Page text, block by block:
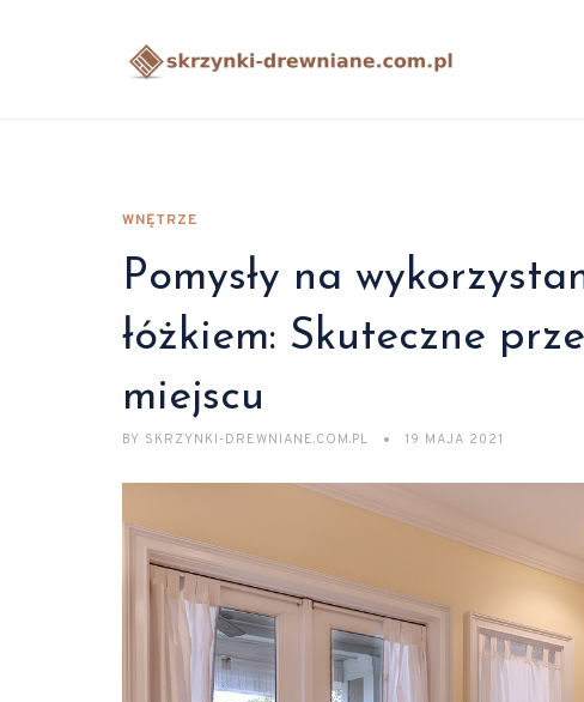
WNĘTRZE
Pomysły na
łóżkiem: Skuteczne
miejscu
BY SKRZYNKI-DREWNIANE.COM.PL 19 MAJA 2021